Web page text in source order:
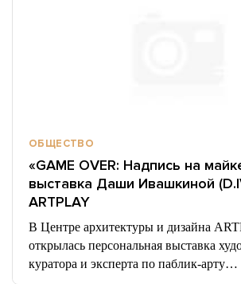
ОБЩЕСТВО
«GAME OVER: Надпись на
выставка Даши Ивашкиной
ARTPLAY
В Центре архитектуры и дизайна
открылась персональная выставка
куратора и эксперта по паблик-арту…